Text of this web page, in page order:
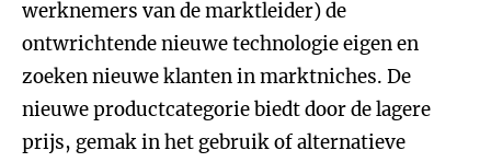
werknemers van de marktleider) de
ontwrichtende nieuwe technologie eigen en
zoeken nieuwe klanten in marktniches. De
nieuwe productcategorie biedt door de lagere
prijs, gemak in het gebruik of alternatieve